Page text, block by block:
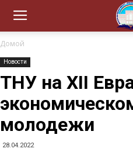
Домой
Новости
ТНУ на XII
молодежи
28.04.2022